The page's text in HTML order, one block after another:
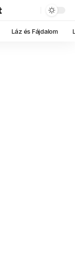
Láz és Fájdalom